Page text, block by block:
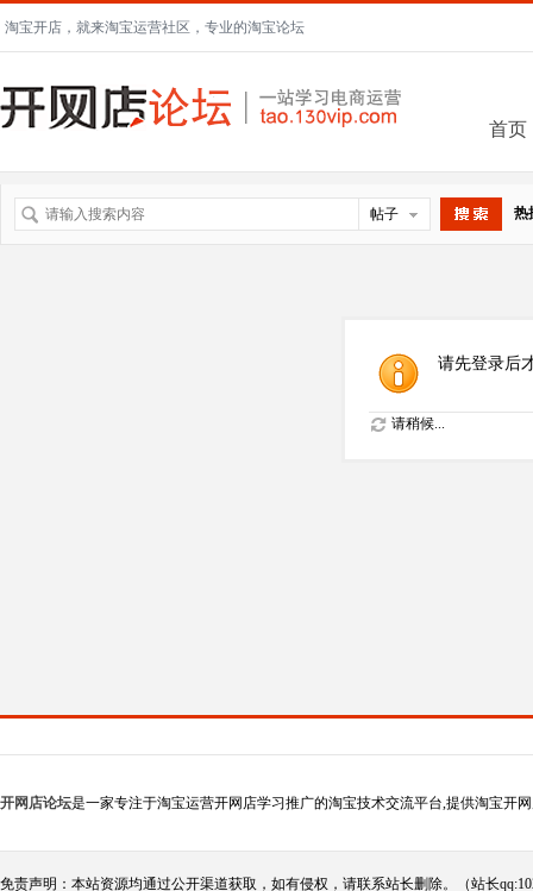
淘宝开店，就来淘宝运营社区，专业的淘宝论坛
首页
帖子 热
请先登录后
请稍候...
开网店论坛是一家专注于淘宝运营开网店学习推广的淘宝技术交流平台,提供淘宝开
免责声明：本站资源均通过公开渠道获取，如有侵权，请联系站长删除。（站长